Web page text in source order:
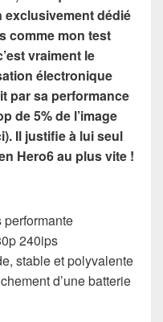
dédié
comme mon test
vraiment le
électronique
par sa performance
de 5% de l’image
Il justifie à lui seul
Hero6 au plus vite !
performante
240ips
stable et polyvalente
d’une batterie